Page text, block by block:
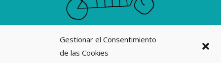
Gestionar el Consentimiento
de las Cookies
Suscribirme a la revista La Ortiga